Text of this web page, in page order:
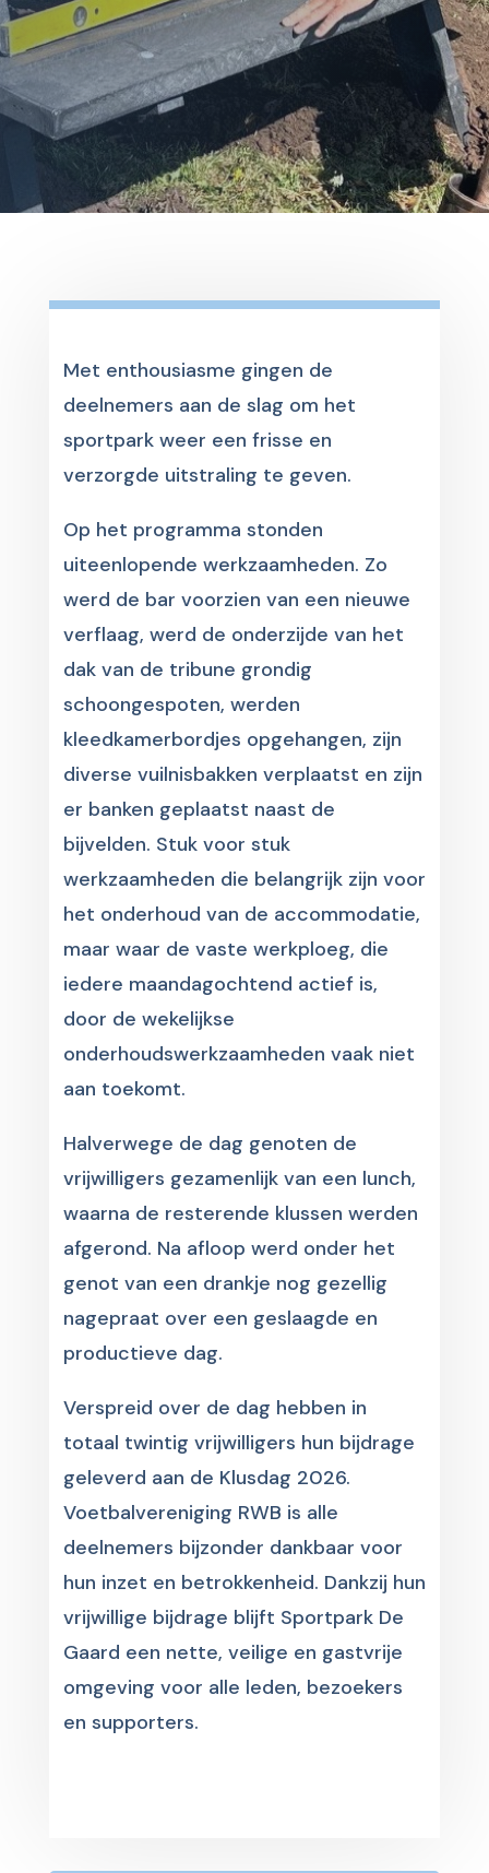
Met enthousiasme gingen de
deelnemers aan de slag om het
sportpark weer een frisse en
verzorgde uitstraling te geven.
Op het programma stonden
uiteenlopende werkzaamheden. Zo
werd de bar voorzien van een nieuwe
verflaag, werd de onderzijde van het
dak van de tribune grondig
schoongespoten, werden
kleedkamerbordjes opgehangen, zijn
diverse vuilnisbakken verplaatst en zijn
er banken geplaatst naast de
bijvelden. Stuk voor stuk
werkzaamheden die belangrijk zijn voor
het onderhoud van de accommodatie,
maar waar de vaste werkploeg, die
iedere maandagochtend actief is,
door de wekelijkse
onderhoudswerkzaamheden vaak niet
aan toekomt.
Halverwege de dag genoten de
vrijwilligers gezamenlijk van een lunch,
waarna de resterende klussen werden
afgerond. Na afloop werd onder het
genot van een drankje nog gezellig
nagepraat over een geslaagde en
productieve dag.
Verspreid over de dag hebben in
totaal twintig vrijwilligers hun bijdrage
geleverd aan de Klusdag 2026.
Voetbalvereniging RWB is alle
deelnemers bijzonder dankbaar voor
hun inzet en betrokkenheid. Dankzij hun
vrijwillige bijdrage blijft Sportpark De
Gaard een nette, veilige en gastvrije
omgeving voor alle leden, bezoekers
en supporters.